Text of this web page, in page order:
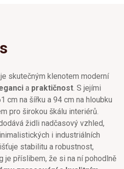
skutečným klenotem moderní
a praktičnost . S jejími
cm na šířku a 94 cm na hloubku
pro širokou škálu interiérů.
židli nadčasový vzhled,
i industriálních
stabilitu a robustnost,
je příslibem, že si na ní pohodlně